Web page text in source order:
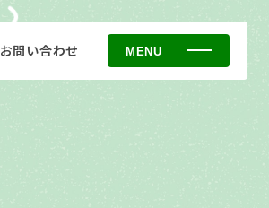
お問い合わせ MENU